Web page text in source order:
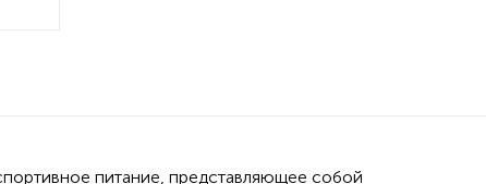
питание, представляющее собой